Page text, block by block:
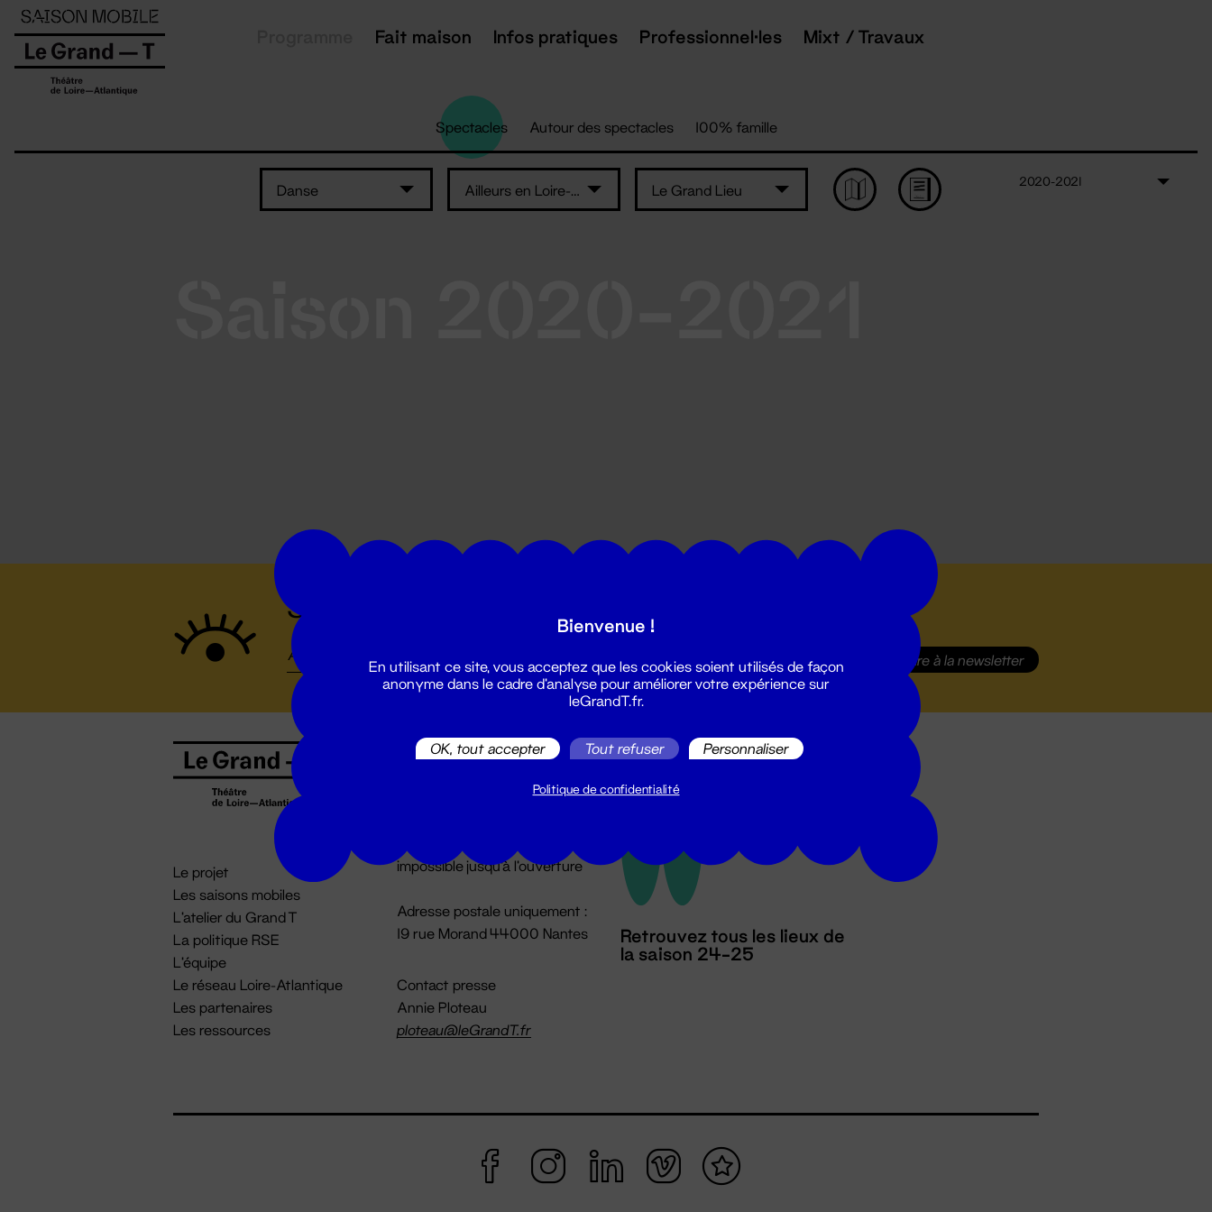
Fait maison Infos pratiques Professionnel·les Mixt / Travaux
Spectacles Autour des spectacles 100% famille
Danse Ailleurs en Loire-Atlantique Le Grand Lieu
2020-2021
Suivez toutes les actualités du Grand T :
S'inscrire à la newsletter
Le projet
Les saisons mobiles
L'atelier du Grand T
La politique RSE
L'équipe
Le réseau Loire-Atlantique
Les partenaires
Les ressources
Billetterie
billetterie@leGrandT.fr
impossible jusqu'à l'ouverture
Adresse postale uniquement :
19 rue Morand 44000 Nantes
Contact presse
Annie Ploteau
ploteau@leGrandT.fr
Retrouvez tous les lieux de
la saison 24-25
Panneau de gestion des cookies
Bienvenue !
En utilisant ce site, vous acceptez que les cookies soient utilisés de façon
anonyme dans le cadre d'analyse pour améliorer votre expérience sur
leGrandT.fr.
OK, tout accepter Tout refuser Personnaliser
Politique de confidentialité